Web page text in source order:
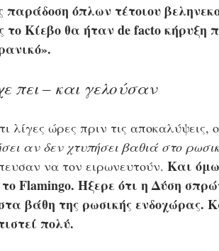
παράδοση όπλων τέτοιου
το Κίεβο θα ήταν de facto κήρυξη
πει – και γελούσαν
λίγες ώρες πριν τις
αν δεν χτυπήσει βαθιά στο
να τον ειρωνευτούν. Και
Flamingo. Ήξερε ότι η Δύση
βάθη της ρωσικής ενδοχώρας.
πολύ.